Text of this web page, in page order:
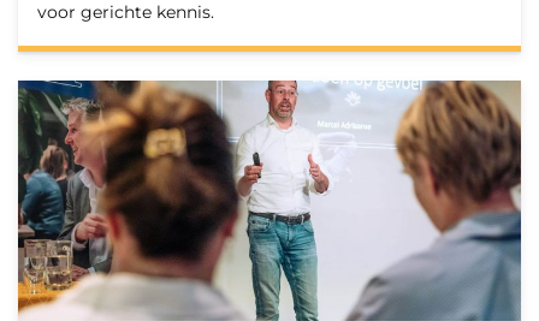
voor gerichte kennis.